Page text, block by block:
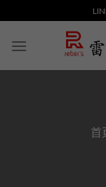
content
首